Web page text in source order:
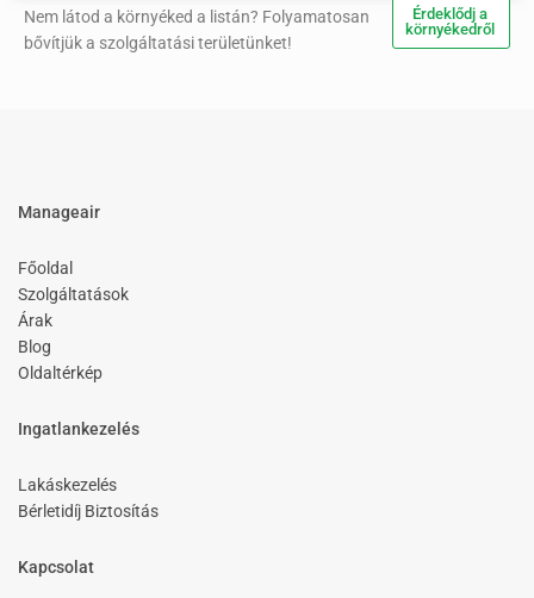
Nem látod a környéked a listán? Folyamatosan
bővítjük a szolgáltatási területünket!
Érdeklődj a
környékedről
Manageair
Főoldal
Szolgáltatások
Árak
Blog
Oldaltérkép
Ingatlankezelés
Lakáskezelés
Bérletidíj Biztosítás
Kapcsolat